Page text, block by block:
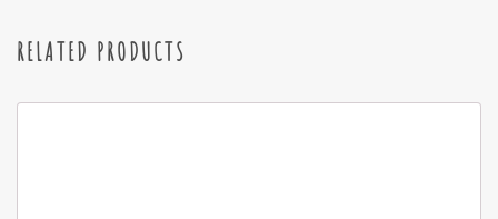
RELATED PRODUCTS